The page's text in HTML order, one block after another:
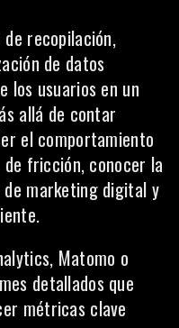
recopilación,
de datos
los usuarios en un
allá de contar
el comportamiento
fricción, conocer la
marketing digital y
Matomo o
detallados que
métricas clave